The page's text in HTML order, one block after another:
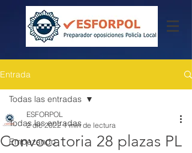
Entrada
Todas las entradas
Empezando
Todas las entradas
Convocatoria 28 plazas PL
ESFORPOL
2 dic 2022 1 min de lectura